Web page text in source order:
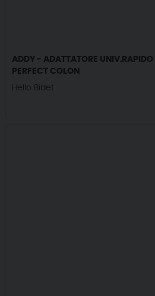
ADDY - ADATTATORE UNIV.RAPIDO
PERFECT COLON
Hello Bidet